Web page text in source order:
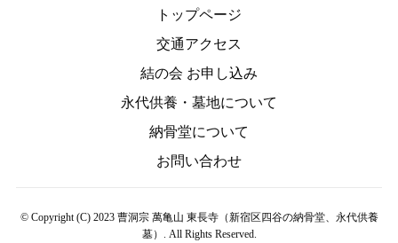
トップページ
交通アクセス
結の会 お申し込み
永代供養・墓地について
納骨堂について
お問い合わせ
©Copyright (C) 2023 曹洞宗 萬亀山 東長寺（新宿区四谷の納骨堂、永代供養
墓）. All Rights Reserved.